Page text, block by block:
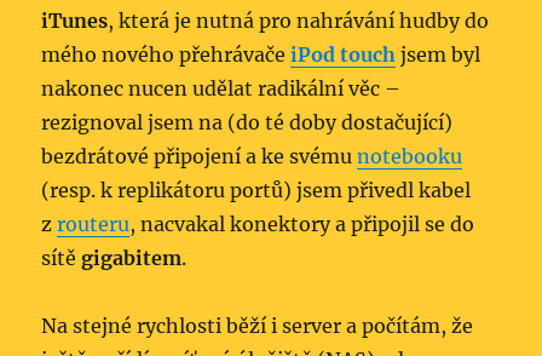
iTunes, která je nutná pro nahrávání hudby do
mého nového přehrávačeiPod touch jsem byl
nakonec nucen udělat radikální věc –
rezignoval jsem na (do té doby dostačující)
bezdrátové připojení a ke svémunotebooku
(resp. k replikátoru portů) jsem přivedl kabel
zrouteru, nacvakal konektory a připojil se do
sítěgigabitem.
Na stejné rychlosti běží i server a počítám, že